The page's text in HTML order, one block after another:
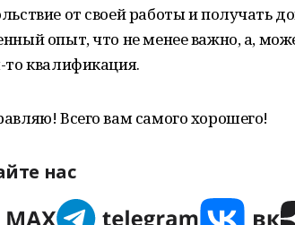
от своей работы и получать
опыт, что не менее важно, а,
то квалификация.
Всего вам самого хорошего!
нас